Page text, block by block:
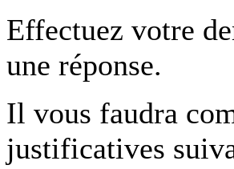
Effectuez votre
une réponse.
Il vous faudra
justificatives